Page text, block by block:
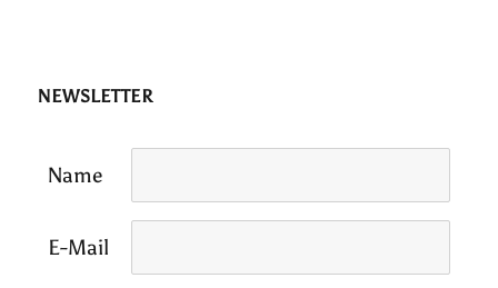
NEWSLETTER
Name
E-Mail